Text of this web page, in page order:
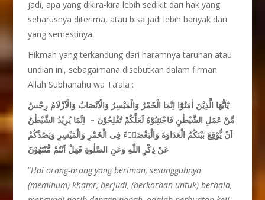
jadi, apa yang dikira-kira lebih sedikit dari hak yang
seharusnya diterima, atau bisa jadi lebih banyak dari
yang semestinya.
Hikmah yang terkandung dari haramnya taruhan atau
undian ini, sebagaimana disebutkan dalam firman
Allah Subhanahu wa Ta’ala :
يٰٓاَيُّهَا الَّذِيْنَ اٰمَنُوْٓا اِنَّمَا الْخَمْرُ وَالْمَيْسِرُ وَالْاَنْصَابُ وَالْاَزْلَامُ رِجْسٌ
مِّنْ عَمَلِ الشَّيْطٰنِ فَاجْتَنِبُوْهُ لَعَلَّكُمْ تُفْلِحُوْنَ – اِنَّمَا يُرِيْدُ الشَّيْطٰنُ
اَنْ يُّوْقِعَ بَيْنَكُمُ الْعَدَاوَةَ وَالْبَغْضَاۤءَ فِى الْخَمْرِ وَالْمَيْسِرِ وَيَصُدَّكُمْ
عَنْ ذِكْرِ اللّٰهِ وَعَنِ الصَّلٰوةِ فَهَلْ اَنْتُمْ مُّنْتَهُوْنَ
“Hai orang-orang yang beriman, sesungguhnya
(meminum) khamr, berjudi, (berkorban untuk) berhala,